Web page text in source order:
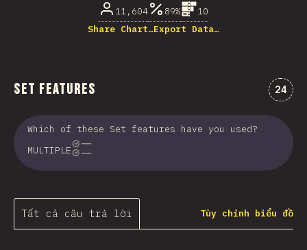
11,604 89%
10
Share Chart…Export Data…
Set Features 24
Which of these Set features have you used?
MULTIPLE
Tất cả câu trả lời Tùy chỉnh biểu đồ